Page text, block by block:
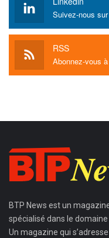
Suivez-nous
RSS
Abonnez-vous
BTP News est un
spécialisé dans le
Un magazine qui